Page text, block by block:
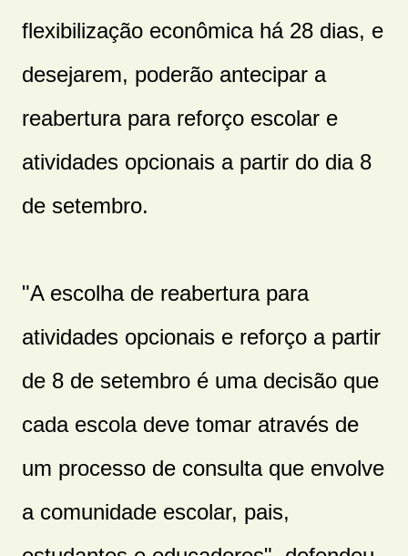
flexibilização econômica há 28 dias, e
desejarem, poderão antecipar a
reabertura para reforço escolar e
atividades opcionais a partir do dia 8
de setembro.
"A escolha de reabertura para
atividades opcionais e reforço a partir
de 8 de setembro é uma decisão que
cada escola deve tomar através de
um processo de consulta que envolve
a comunidade escolar, pais,